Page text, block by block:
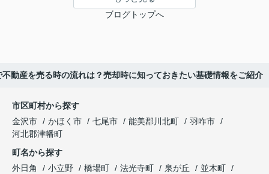
ブログトップへ
動産を売る時の流れは？売却時に知っておきたい基礎情報をご紹介
市区町村から探す
金沢市
かほく市 七尾市 能美郡川北町
羽咋市
河北郡津幡町
町名から探す
外日角
小立野 橋場町 法光寺町 泉が丘
並木町